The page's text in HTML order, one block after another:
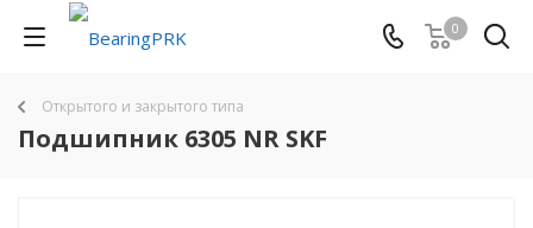
0
Открытого и закрытого типа
Подшипник 6305 NR SKF